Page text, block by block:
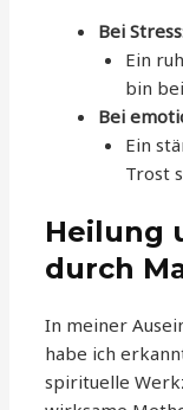
Bei Stress:
Ein
bin
Bei
Ein
Trost
Heilung
durch
In meiner
habe ich
spirituelle